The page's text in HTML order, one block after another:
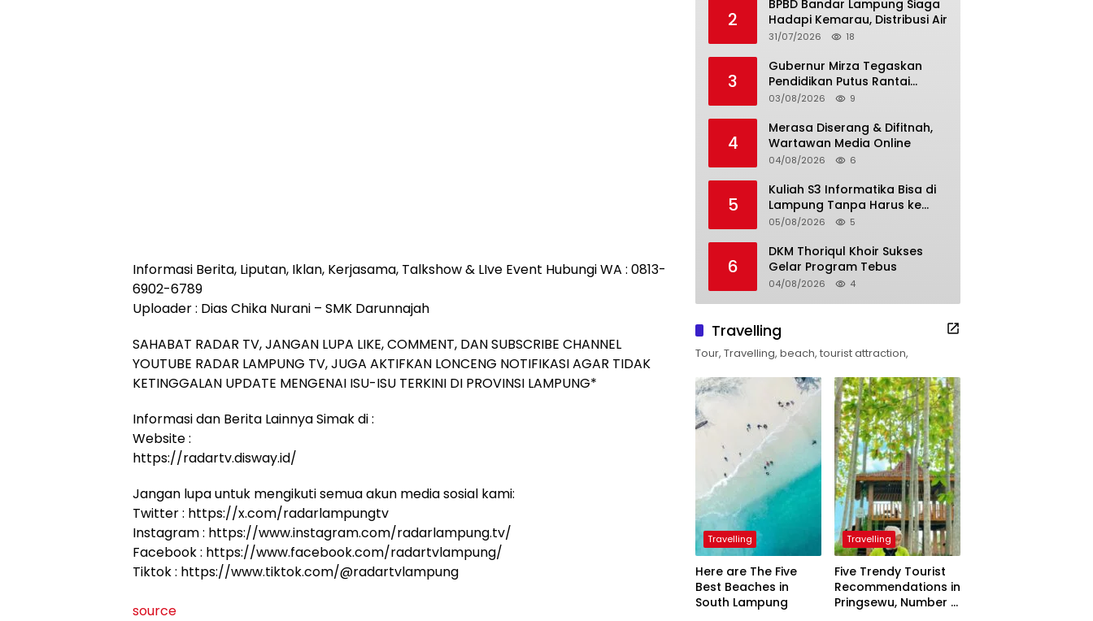
Informasi Berita, Liputan, Iklan, Kerjasama, Talkshow & LIve Event Hubungi WA : 0813-
6902-6789
Uploader : Dias Chika Nurani – SMK Darunnajah
SAHABAT RADAR TV, JANGAN LUPA LIKE, COMMENT, DAN SUBSCRIBE CHANNEL
YOUTUBE RADAR LAMPUNG TV, JUGA AKTIFKAN LONCENG NOTIFIKASI AGAR TIDAK
KETINGGALAN UPDATE MENGENAI ISU-ISU TERKINI DI PROVINSI LAMPUNG*
Informasi dan Berita Lainnya Simak di :
Website :
https://radartv.disway.id/
Jangan lupa untuk mengikuti semua akun media sosial kami:
Twitter : https://x.com/radarlampungtv
Instagram : https://www.instagram.com/radarlampung.tv/
Facebook : https://www.facebook.com/radartvlampung/
Tiktok : https://www.tiktok.com/@radartvlampung
source
2
BPBD Bandar Lampung Siaga
Hadapi Kemarau, Distribusi Air
31/07/2026 18
3
Gubernur Mirza Tegaskan
Pendidikan Putus Rantai
Kemiskinan
03/08/2026 9
4
Merasa Diserang & Difitnah,
Wartawan Media Online
04/08/2026 6
5
Kuliah S3 Informatika Bisa di
Lampung Tanpa Harus ke
Luar Daerah
05/08/2026 5
6
DKM Thoriqul Khoir Sukses
Gelar Program Tebus
04/08/2026 4
Travelling
Tour, Travelling, beach, tourist attraction,
Travelling
Here are The Five
Best Beaches in
South Lampung
Travelling
Five Trendy Tourist
Recommendations in
Pringsewu, Number 3